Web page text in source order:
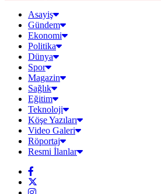
Asayiş
Gündem
Ekonomi
Politika
Dünya
Spor
Magazin
Sağlık
Eğitim
Teknoloji
Köşe Yazıları
Video Galeri
Röportaj
Resmi İlanlar